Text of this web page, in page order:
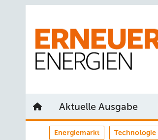
Aktuelle Ausgabe
Energiemarkt Technologie